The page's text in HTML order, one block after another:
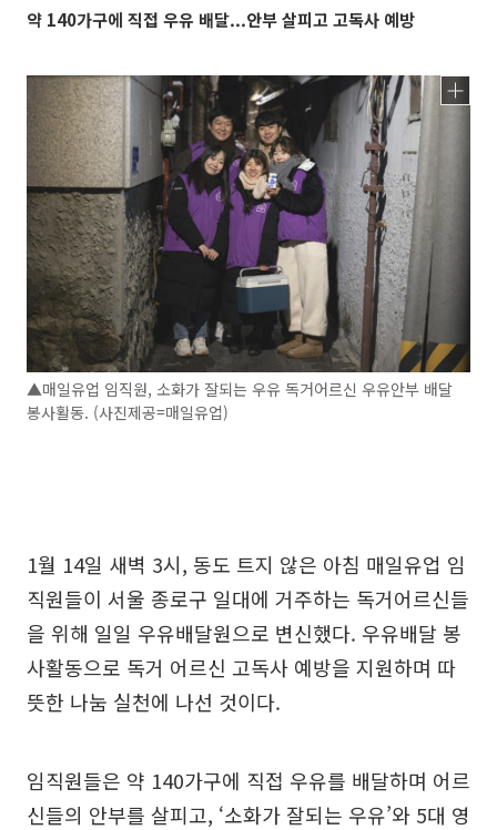
약 140가구에 직접 우유 배달...안부 살피고 고독사 예방
▲매일유업 임직원, 소화가 잘되는 우유 독거어르신 우유안부 배달
봉사활동. (사진제공=매일유업)
1월 14일 새벽 3시, 동도 트지 않은 아침 매일유업 임
직원들이 서울 종로구 일대에 거주하는 독거어르신들
을 위해 일일 우유배달원으로 변신했다. 우유배달 봉
사활동으로 독거 어르신 고독사 예방을 지원하며 따
뜻한 나눔 실천에 나선 것이다.
임직원들은 약 140가구에 직접 우유를 배달하며 어르
신들의 안부를 살피고, ‘소화가 잘되는 우유’와 5대 영